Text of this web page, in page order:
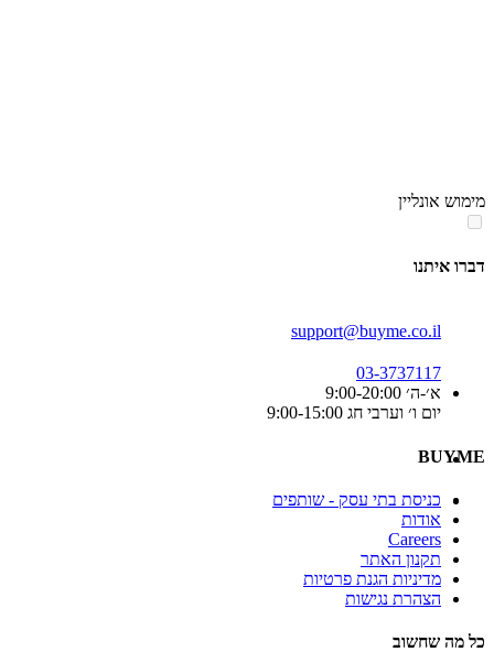
אזור
מימוש אונליין
דברו איתנו
support@buyme.co.il
03-3737117
א׳-ה׳ 9:00-20:00
יום ו׳ וערבי חג 9:00-15:00
BUYME
כניסת בתי עסק - שותפים
אודות
Careers
תקנון האתר
מדיניות הגנת פרטיות
הצהרת נגישות
כל מה שחשוב